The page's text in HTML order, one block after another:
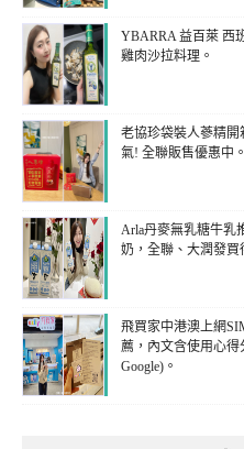
YBARRA 益百萊 西
雞肉沙拉料理。
老協珍袋裝人蔘精
氣! 全聯販售優惠中。
Arla丹麥無乳糖牛乳
奶，全聯、大潤發買
飛買家中港澳上網
薦，內文含使用心得
Google)。